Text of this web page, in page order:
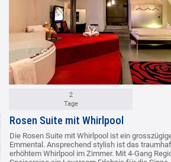
2
Tage
Rosen Suite mit Whirlpool
Die Rosen Suite mit Whirlpool ist ein
Emmental. Ansprechend stylish ist das
erhöhtem Whirlpool im Zimmer. Mit 4-Gang